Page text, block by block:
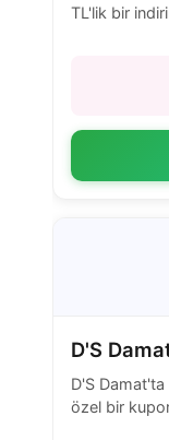
TL'lik bir
D'S
D'S
özel bir